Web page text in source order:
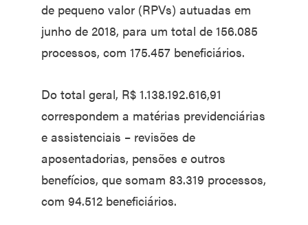
de pequeno valor (RPVs) autuadas em
junho de 2018, para um total de 156.085
processos, com 175.457 beneficiários.
Do total geral, R$ 1.138.192.616,91
correspondem a matérias previdenciárias
e assistenciais – revisões de
aposentadorias, pensões e outros
benefícios, que somam 83.319 processos,
com 94.512 beneficiários.